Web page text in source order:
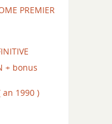
PREMIER
+ bonus
1990 )